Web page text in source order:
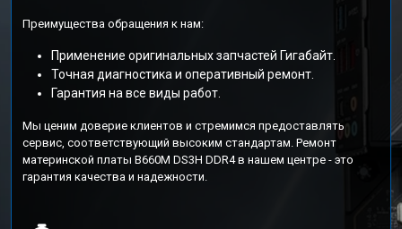
Преимущества обращения к нам:
Применение оригинальных запчастей Гигабайт.
Точная диагностика и оперативный ремонт.
Гарантия на все виды работ.
Мы ценим доверие клиентов и стремимся предоставлять
сервис, соответствующий высоким стандартам. Ремонт
материнской платы B660M DS3H DDR4 в нашем центре - это
гарантия качества и надежности.